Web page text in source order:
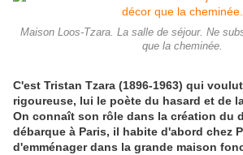
Maison Loos-Tzara. La salle de séjour. Ne
que la cheminée.
C'est Tristan Tzara (1896-1963) qui
rigoureuse, lui le poète du hasard et de
On connaît son rôle dans la création du
débarque à Paris, il habite d'abord chez
d'emménager dans la grande maison